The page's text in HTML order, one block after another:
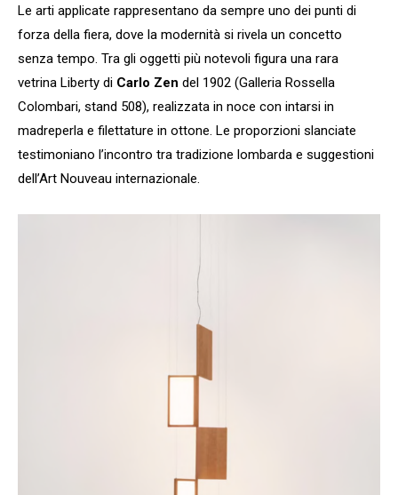
Le arti applicate rappresentano da sempre uno dei punti di
forza della fiera, dove la modernità si rivela un concetto
senza tempo. Tra gli oggetti più notevoli figura una rara
vetrina Liberty di Carlo Zen del 1902 (Galleria Rossella
Colombari, stand 508), realizzata in noce con intarsi in
madreperla e filettature in ottone. Le proporzioni slanciate
testimoniano l’incontro tra tradizione lombarda e suggestioni
dell’Art Nouveau internazionale.